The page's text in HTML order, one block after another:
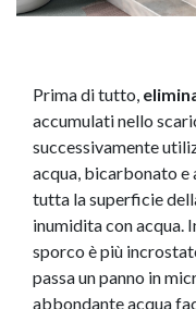
Prima di tutto,
accumulati nello
successivamente
acqua, bicarbonato e
tutta la superficie
inumidita con acqua.
sporco è più
passa un panno in
abbondante acqua